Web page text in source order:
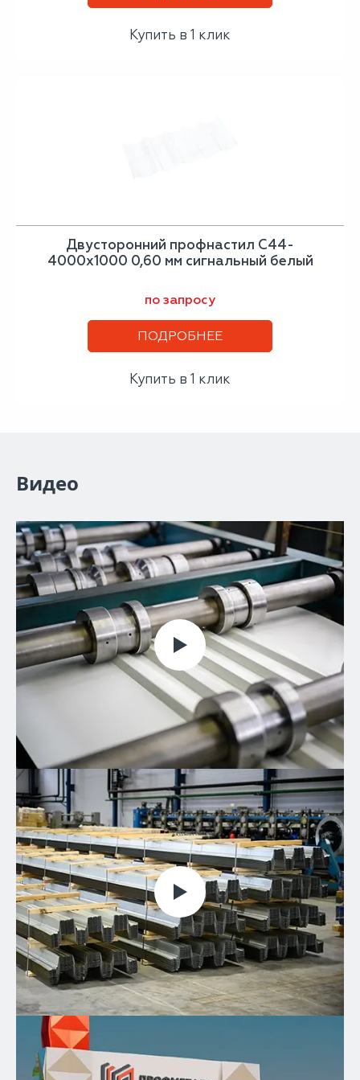
Купить в 1 клик
Двусторонний профнастил С44-
4000х1000 0,60 мм сигнальный белый
по запросу
ПОДРОБНЕЕ
Купить в 1 клик
Видео